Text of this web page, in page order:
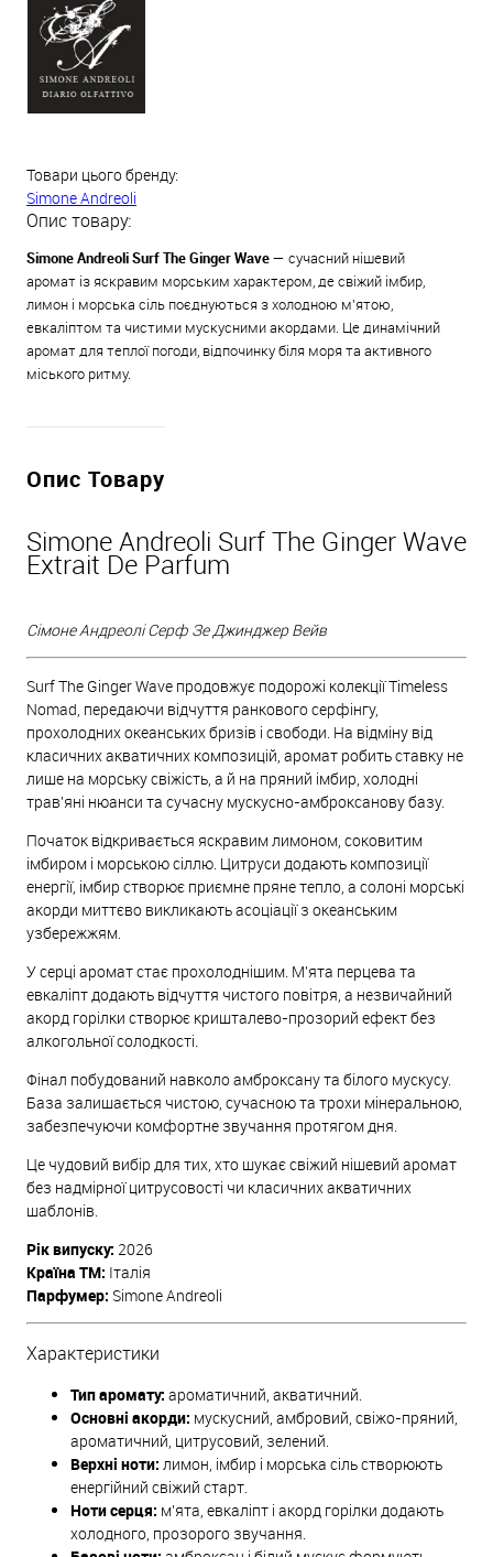
Товари цього бренду:
Simone Andreoli
Опис товару:
Simone Andreoli Surf The Ginger Wave — сучасний нішевий
аромат із яскравим морським характером, де свіжий імбир,
лимон і морська сіль поєднуються з холодною м'ятою,
евкаліптом та чистими мускусними акордами. Це динамічний
аромат для теплої погоди, відпочинку біля моря та активного
міського ритму.
Опис Товару
Simone Andreoli Surf The Ginger Wave
Extrait De Parfum
Сімоне Андреолі Серф Зе Джинджер Вейв
Surf The Ginger Wave продовжує подорожі колекції Timeless
Nomad, передаючи відчуття ранкового серфінгу,
прохолодних океанських бризів і свободи. На відміну від
класичних акватичних композицій, аромат робить ставку не
лише на морську свіжість, а й на пряний імбир, холодні
трав'яні нюанси та сучасну мускусно-амброксанову базу.
Початок відкривається яскравим лимоном, соковитим
імбиром і морською сіллю. Цитруси додають композиції
енергії, імбир створює приємне пряне тепло, а солоні морські
акорди миттєво викликають асоціації з океанським
узбережжям.
У серці аромат стає прохолоднішим. М'ята перцева та
евкаліпт додають відчуття чистого повітря, а незвичайний
акорд горілки створює кришталево-прозорий ефект без
алкогольної солодкості.
Фінал побудований навколо амброксану та білого мускусу.
База залишається чистою, сучасною та трохи мінеральною,
забезпечуючи комфортне звучання протягом дня.
Це чудовий вибір для тих, хто шукає свіжий нішевий аромат
без надмірної цитрусовості чи класичних акватичних
шаблонів.
Рік випуску: 2026
Країна ТМ: Італія
Парфумер: Simone Andreoli
Характеристики
Тип аромату: ароматичний, акватичний.
Основні акорди: мускусний, амбровий, свіжо-пряний,
ароматичний, цитрусовий, зелений.
Верхні ноти: лимон, імбир і морська сіль створюють
енергійний свіжий старт.
Ноти серця: м'ята, евкаліпт і акорд горілки додають
холодного, прозорого звучання.